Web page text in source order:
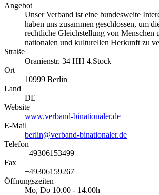
Angebot
Unser Verband ist eine bundesweite
haben uns zusammen geschlossen, um
rechtliche Gleichstellung von Menschen
nationalen und kulturellen Herkunft zu
Straße
Oranienstr. 34 HH 4.Stock
Ort
10999 Berlin
Land
DE
Website
www.verband-binationaler.de
E-Mail
berlin@verband-binationaler.de
Telefon
+49306153499
Fax
+49306159267
Öffnungszeiten
Mo, Do 10.00 - 14.00h